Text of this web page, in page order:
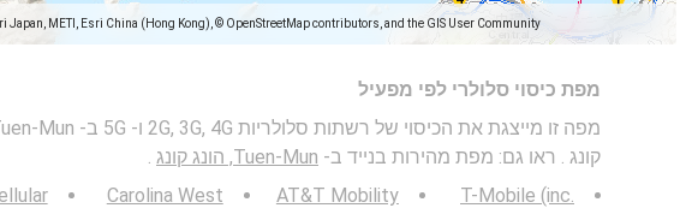
Japan, METI, Esri China (Hong Kong), © OpenStreetMap contributors, and the GIS User Community
מפת כיסוי סלולרי לפי מפעיל
קונג . ראו גם: מפת מהירות בנייד ב- Tuen-Mun, הונג קונג
.
T-Mobile (inc.
AT&T Mobility
Carolina West